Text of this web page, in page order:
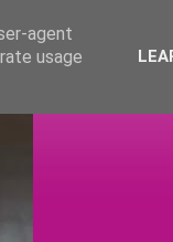
agent
usage